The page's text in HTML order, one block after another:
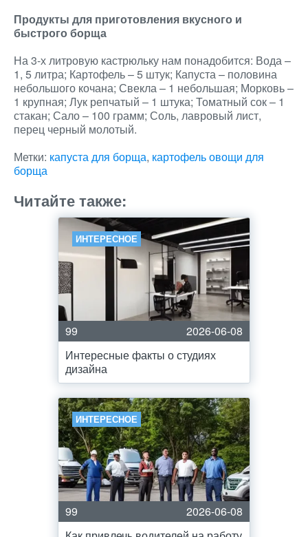
Продукты для приготовления вкусного и
быстрого борща
На 3-х литровую кастрюльку нам понадобится: Вода –
1, 5 литра; Картофель – 5 штук; Капуста – половина
небольшого кочана; Свекла – 1 небольшая; Морковь –
1 крупная; Лук репчатый – 1 штука; Томатный сок – 1
стакан; Сало – 100 грамм; Соль, лавровый лист,
перец черный молотый.
Метки: капуста для борща, картофель овощи для
борща
Читайте также:
ИНТЕРЕСНОЕ
99
2026-06-08
Интересные факты о студиях
дизайна
ИНТЕРЕСНОЕ
99
2026-06-08